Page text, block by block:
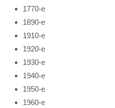
1770-е
1890-е
1910-е
1920-е
1930-е
1940-е
1950-е
1960-е